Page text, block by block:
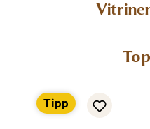
Produktgalerie
Tipp